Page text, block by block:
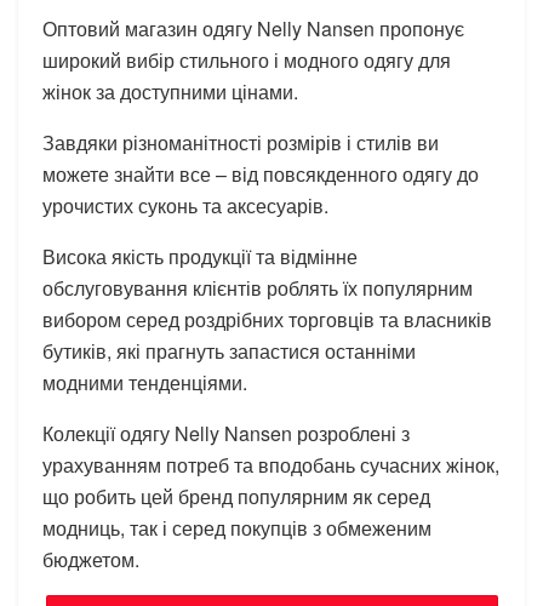
Оптовий магазин одягу Nelly Nansen пропонує
широкий вибір стильного і модного одягу для
жінок за доступними цінами.
Завдяки різноманітності розмірів і стилів ви
можете знайти все – від повсякденного одягу до
урочистих суконь та аксесуарів.
Висока якість продукції та відмінне
обслуговування клієнтів роблять їх популярним
вибором серед роздрібних торговців та власників
бутиків, які прагнуть запастися останніми
модними тенденціями.
Колекції одягу Nelly Nansen розроблені з
урахуванням потреб та вподобань сучасних жінок,
що робить цей бренд популярним як серед
модниць, так і серед покупців з обмеженим
бюджетом.